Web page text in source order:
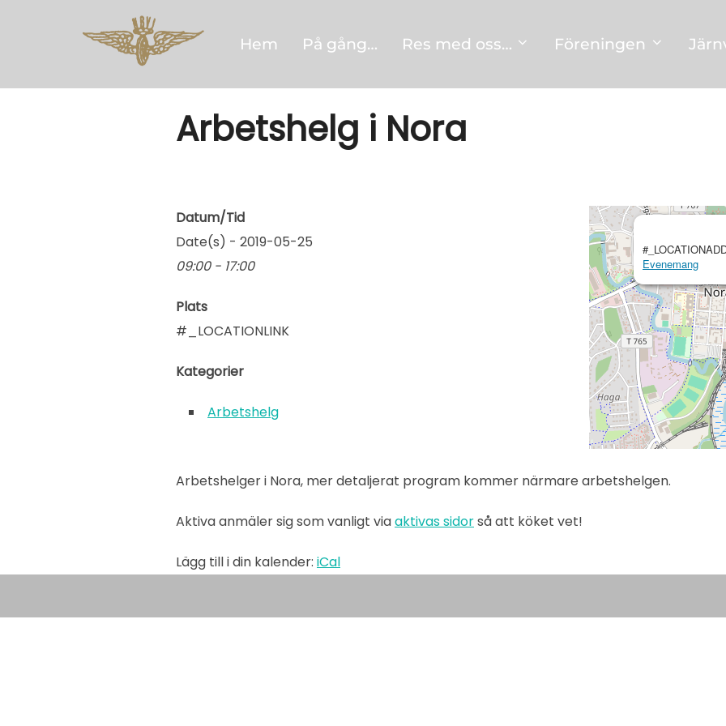
Hem På gång… Res med oss… Föreningen
Arbetshelg i Nora
Evenemang
Datum/Tid
Date(s) - 2019-05-25
09:00 - 17:00
Plats
#_LOCATIONLINK
Kategorier
Arbetshelg
Arbetshelger i Nora, mer detaljerat program kommer närmare arbetshelgen.
Aktiva anmäler sig som vanligt viaaktivas sidorså att köket vet!
Lägg till i din kalender: iCal